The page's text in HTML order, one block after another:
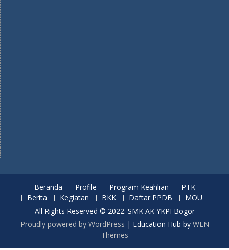
Beranda Profile Program Keahlian
PTK
Berita
Kegiatan BKK Daftar PPDB
MOU
All Rights Reserved © 2022. SMK AK YKPI Bogor
Proudly powered by WordPress | Education Hub by WEN
Themes